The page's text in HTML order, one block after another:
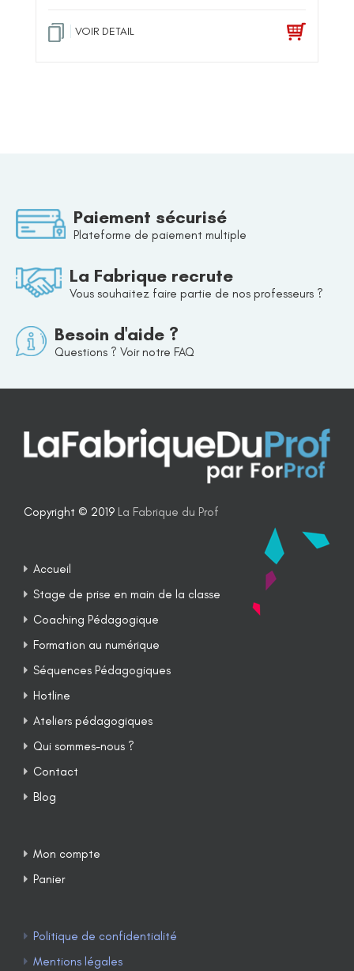
VOIR DETAIL
Paiement sécurisé
Plateforme de paiement multiple
La Fabrique recrute
Vous souhaitez faire partie de nos professeurs ?
Besoin d'aide ?
Questions ? Voir notre FAQ
Copyright © 2019 La Fabrique du Prof
Accueil
Stage de prise en main de la classe
Coaching Pédagogique
Formation au numérique
Séquences Pédagogiques
Hotline
Ateliers pédagogiques
Qui sommes-nous ?
Contact
Blog
Mon compte
Panier
Politique de confidentialité
Mentions légales